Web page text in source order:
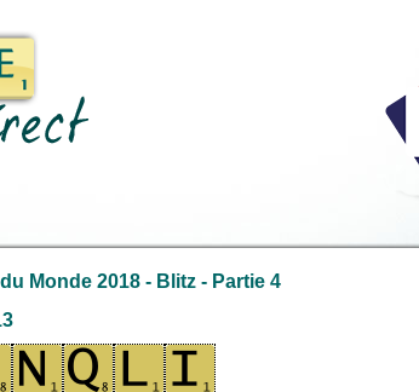
Monde 2018 - Blitz - Partie 4